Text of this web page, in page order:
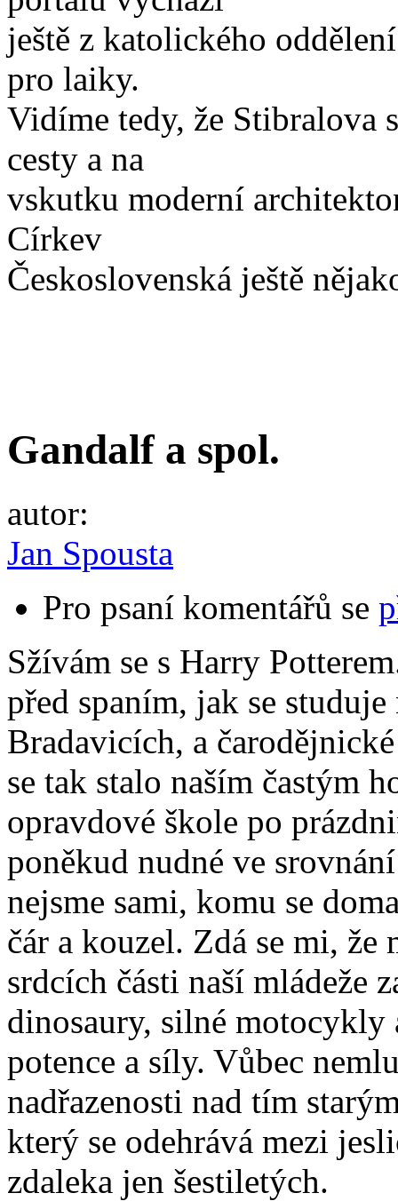
ještě z katolického
pro laiky.
Vidíme tedy, že Stibralova
cesty a na
vskutku moderní
Církev
Československá ještě
Gandalf a spol.
autor:
Jan Spousta
Pro psaní komentářů se
Sžívám se s Harry
před spaním, jak se
Bradavicích, a
se tak stalo naším častým
opravdové škole po
poněkud nudné ve
nejsme sami, komu se
čár a kouzel. Zdá se mi,
srdcích části naší mládeže
dinosaury, silné
potence a síly. Vůbec
nadřazenosti nad tím
který se odehrává mezi
zdaleka jen šestiletých.